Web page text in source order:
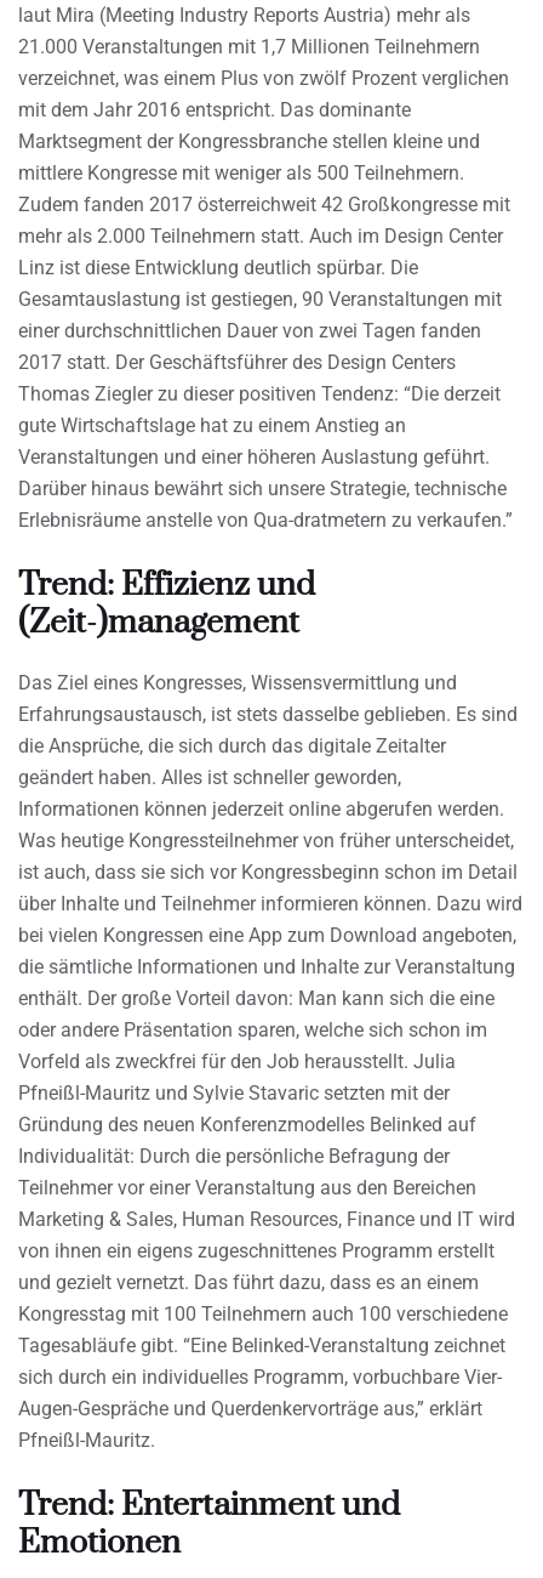
laut Mira (Meeting Industry Reports Austria) mehr als
21.000 Veranstaltungen mit 1,7 Millionen Teilnehmern
verzeichnet, was einem Plus von zwölf Prozent verglichen
mit dem Jahr 2016 entspricht. Das dominante
Marktsegment der Kongressbranche stellen kleine und
mittlere Kongresse mit weniger als 500 Teilnehmern.
Zudem fanden 2017 österreichweit 42 Großkongresse mit
mehr als 2.000 Teilnehmern statt. Auch im Design Center
Linz ist diese Entwicklung deutlich spürbar. Die
Gesamtauslastung ist gestiegen, 90 Veranstaltungen mit
einer durchschnittlichen Dauer von zwei Tagen fanden
2017 statt. Der Geschäftsführer des Design Centers
Thomas Ziegler zu dieser positiven Tendenz: “Die derzeit
gute Wirtschaftslage hat zu einem Anstieg an
Veranstaltungen und einer höheren Auslastung geführt.
Darüber hinaus bewährt sich unsere Strategie, technische
Erlebnisräume anstelle von Qua-dratmetern zu verkaufen.”
Trend: Effizienz und
(Zeit-)management
Das Ziel eines Kongresses, Wissensvermittlung und
Erfahrungsaustausch, ist stets dasselbe geblieben. Es sind
die Ansprüche, die sich durch das digitale Zeitalter
geändert haben. Alles ist schneller geworden,
Informationen können jederzeit online abgerufen werden.
Was heutige Kongressteilnehmer von früher unterscheidet,
ist auch, dass sie sich vor Kongressbeginn schon im Detail
über Inhalte und Teilnehmer informieren können. Dazu wird
bei vielen Kongressen eine App zum Download angeboten,
die sämtliche Informationen und Inhalte zur Veranstaltung
enthält. Der große Vorteil davon: Man kann sich die eine
oder andere Präsentation sparen, welche sich schon im
Vorfeld als zweckfrei für den Job herausstellt. Julia
Pfneißl-Mauritz und Sylvie Stavaric setzten mit der
Gründung des neuen Konferenzmodelles Belinked auf
Individualität: Durch die persönliche Befragung der
Teilnehmer vor einer Veranstaltung aus den Bereichen
Marketing & Sales, Human Resources, Finance und IT wird
von ihnen ein eigens zugeschnittenes Programm erstellt
und gezielt vernetzt. Das führt dazu, dass es an einem
Kongresstag mit 100 Teilnehmern auch 100 verschiedene
Tagesabläufe gibt. “Eine Belinked-Veranstaltung zeichnet
sich durch ein individuelles Programm, vorbuchbare Vier-
Augen-Gespräche und Querdenkervorträge aus,” erklärt
Pfneißl-Mauritz.
Trend: Entertainment und
Emotionen